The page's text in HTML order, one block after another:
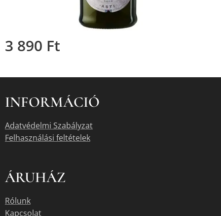
3 890 Ft
INFORMÁCIÓ
Adatvédelmi Szabályzat
Felhasználási feltételek
ÁRUHÁZ
Rólunk
Kapcsolat